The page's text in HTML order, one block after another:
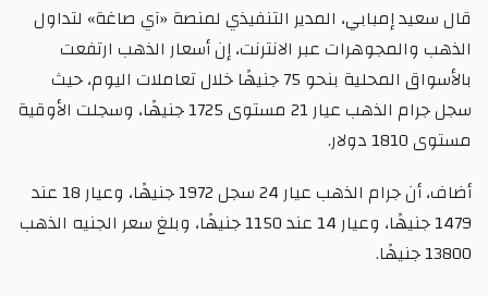
قال سعيد إمبابي، المدير التنفيذي لمنصة «آي صاغة» لتداول
الذهب والمجوهرات عبر الانترنت، إن أسعار الذهب ارتفعت
بالأسواق المحلية بنحو 75 جنيهًا خلال تعاملات اليوم، حيث
سجل جرام الذهب عيار 21 مستوى 1725 جنيهًا، وسجلت الأوقية
مستوى 1810 دولار.
أضاف، أن جرام الذهب عيار 24 سجل 1972 جنيهًا، وعيار 18 عند
1479 جنيهًا، وعيار 14 عند 1150 جنيهًا، وبلغ سعر الجنيه الذهب
13800 جنيهًا.